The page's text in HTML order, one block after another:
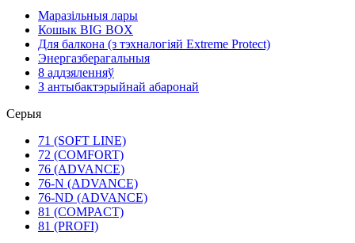
Маразільныя лары
Кошык BIG BOX
Для балкона (з тэхналогіяй Extreme Protect)
Энергазберагальныя
8 аддзяленняў
З антыбактэрыйнай абаронай
Серыя
71 (SOFT LINE)
72 (COMFORT)
76 (ADVANCE)
76-N (ADVANCE)
76-ND (ADVANCE)
81 (COMPACT)
81 (PROFI)